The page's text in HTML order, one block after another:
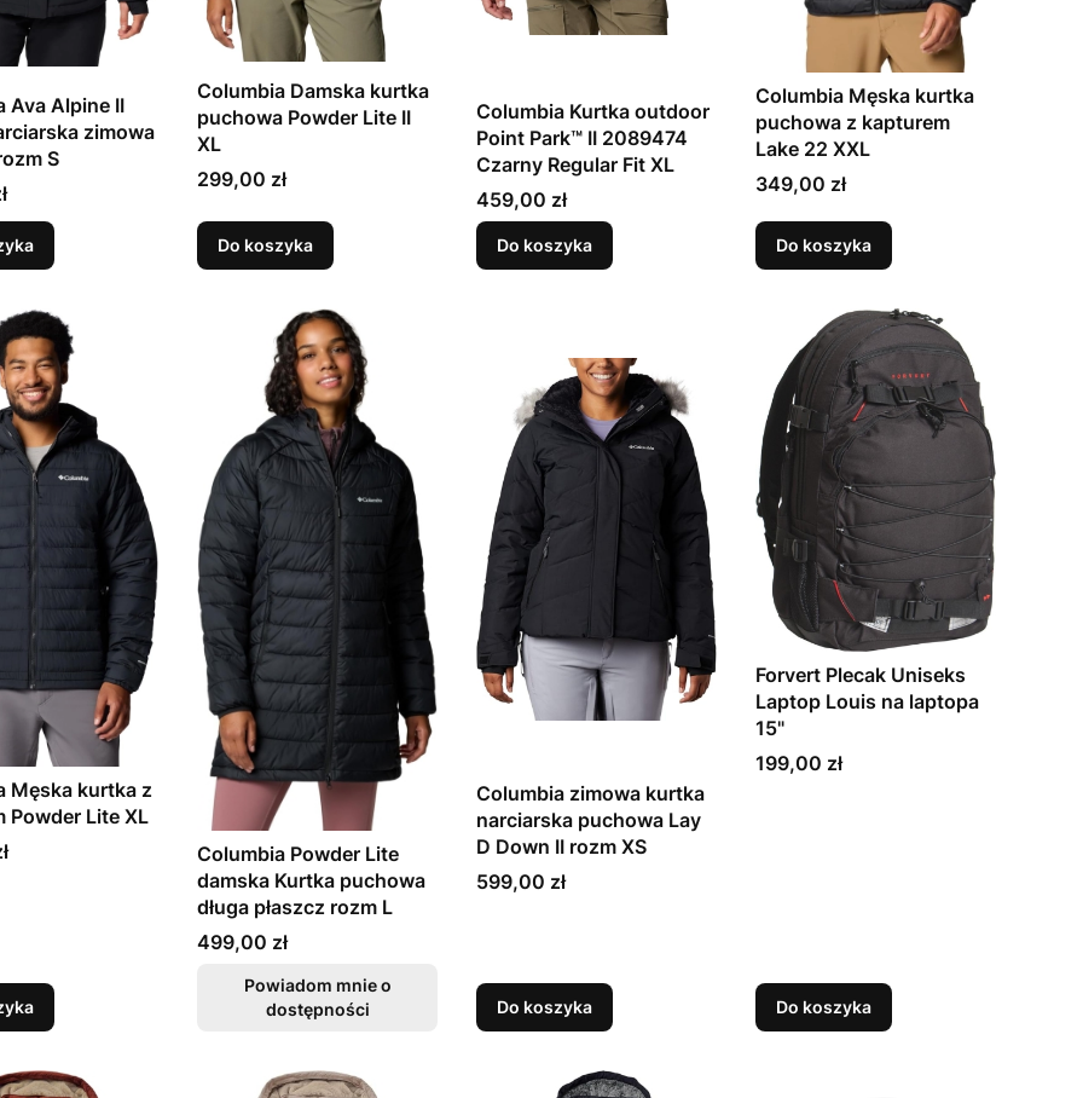
Ava Alpine II
zimowa
S
Columbia Damska kurtka
puchowa Powder Lite II
XL
Cena
299,00 zł
Do koszyka
Columbia Kurtka outdoor
Point Park™ II 2089474
Czarny Regular Fit XL
Cena
459,00 zł
Do koszyka
Columbia Męska kurtka
puchowa z kapturem
Lake 22 XXL
Cena
349,00 zł
Do koszyka
Męska kurtka z
Powder Lite XL
Columbia Powder Lite
damska Kurtka puchowa
długa płaszcz rozm L
Cena
499,00 zł
Powiadom mnie o
dostępności
Columbia zimowa kurtka
narciarska puchowa Lay
D Down II rozm XS
Cena
599,00 zł
Do koszyka
Forvert Plecak Uniseks
Laptop Louis na laptopa
15"
Cena
199,00 zł
Do koszyka